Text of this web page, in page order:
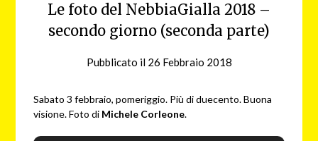
Le foto del NebbiaGialla 2018 –
secondo giorno (seconda parte)
Pubblicato il 26 Febbraio 2018
Sabato 3 febbraio, pomeriggio. Più di duecento. Buona
visione. Foto di Michele Corleone.